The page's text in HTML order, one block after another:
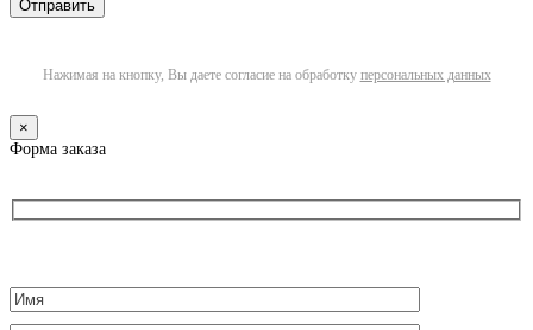
Нажимая на кнопку, Вы даете согласие на обработку персональных данных
×
Форма заказа